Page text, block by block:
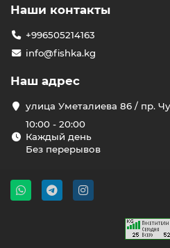
Наши контакты
+996505214163
info@fishka.kg
Наш адрес
улица Уметалиева 86 / пр.
10:00 - 20:00
Каждый день
Без перерывов